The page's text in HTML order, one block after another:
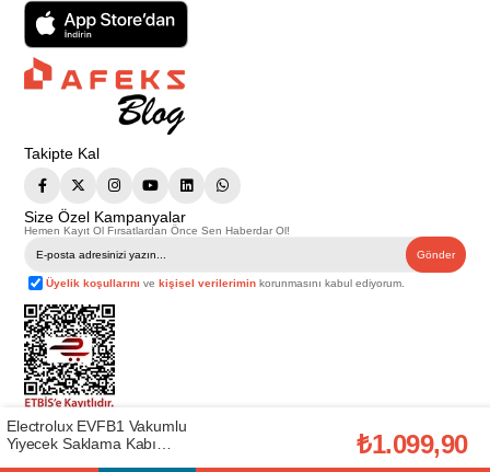
Takipte Kal
Size Özel Kampanyalar
Hemen Kayıt Ol Fırsatlardan Önce Sen Haberdar Ol!
Gönder
Üyelik koşullarını vekişisel verilerimin korunmasını kabul ediyorum.
Telif Hakkı © 2026Afeks Yapı Market
. Tüm hakları saklıdır.
Bu web sitesindeki tüm ürünler ticari amaçlıdır. Web sitemizde yer alan
görsel ve yazılı içerikler firmamıza ait olup, firmamızın yazılı izni alınmadan
Electrolux EVFB1 Vakumlu
Yiyecek Saklama Kabı
₺1.099,90